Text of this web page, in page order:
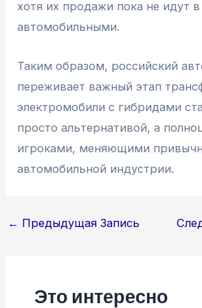
хотя их продажи пока не идут
автомобильными.
Таким образом, российский
переживает важный этап
электромобили с гибридами
просто альтернативой, а
игроками, меняющими
автомобильной индустрии.
Навигация
← Предыдущая Запись
Это интересно